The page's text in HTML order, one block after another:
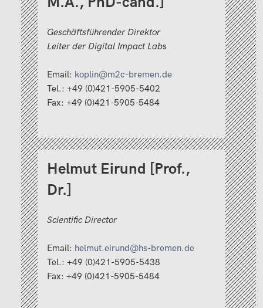
Geschäftsführender Direktor
Leiter der Digital Impact Labs
Email: koplin@m2c-bremen.de
Tel.: +49 (0)421-5905-5402
Fax: +49 (0)421-5905-5484
Helmut Eirund [Prof.,
Dr.]
Scientific Director
Email: helmut.eirund@hs-bremen.de
Tel.: +49 (0)421-5905-5438
Fax: +49 (0)421-5905-5484